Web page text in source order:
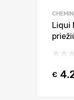
Liqui
€